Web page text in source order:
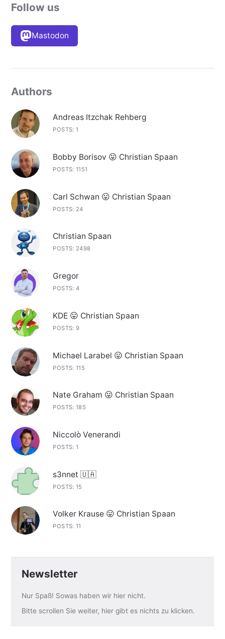
Follow us
Mastodon
Authors
Andreas Itzchak Rehberg
POSTS: 1
Bobby Borisov 😛 Christian Spaan
POSTS: 1151
Carl Schwan 😛 Christian Spaan
POSTS: 24
Christian Spaan
POSTS: 2498
Gregor
POSTS: 4
KDE 😛 Christian Spaan
POSTS: 9
Michael Larabel 😛 Christian Spaan
POSTS: 115
Nate Graham 😛 Christian Spaan
POSTS: 185
Niccolò Venerandi
POSTS: 1
s3nnet 🇺🇦
POSTS: 15
Volker Krause 😛 Christian Spaan
POSTS: 11
Newsletter
Nur Spaß! Sowas haben wir hier nicht.
Bitte scrollen Sie weiter, hier gibt es nichts zu klicken.